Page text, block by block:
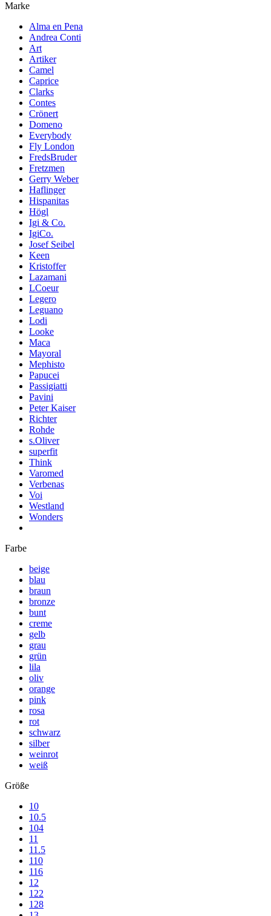
Marke
Alma en Pena
Andrea Conti
Art
Artiker
Camel
Caprice
Clarks
Contes
Crönert
Domeno
Everybody
Fly London
FredsBruder
Fretzmen
Gerry Weber
Haflinger
Hispanitas
Högl
Igi & Co.
IgiCo.
Josef Seibel
Keen
Kristoffer
Lazamani
LCoeur
Legero
Leguano
Lodi
Looke
Maca
Mayoral
Mephisto
Papucei
Passigiatti
Pavini
Peter Kaiser
Richter
Rohde
s.Oliver
superfit
Think
Varomed
Verbenas
Voi
Westland
Wonders
Farbe
beige
blau
braun
bronze
bunt
creme
gelb
grau
grün
lila
oliv
orange
pink
rosa
rot
schwarz
silber
weinrot
weiß
Größe
10
10.5
104
11
11.5
110
116
12
122
128